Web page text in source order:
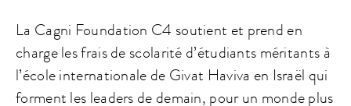
La Cagni Foundation C4 soutient et prend en
charge les frais de scolarité d’étudiants méritants à
l’école internationale de Givat Haviva en Israël qui
forment les leaders de demain, pour un monde plus